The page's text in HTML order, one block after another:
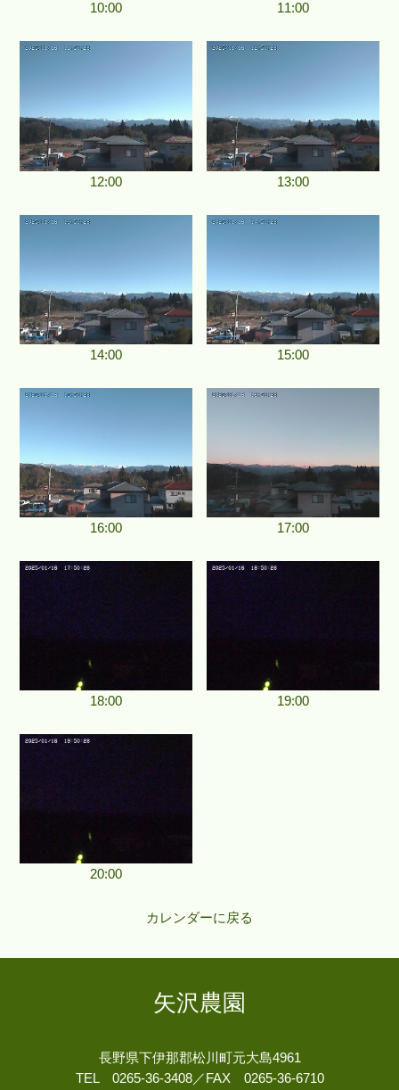
10:00 11:00
12:00 13:00
14:00 15:00
16:00 17:00
18:00 19:00
20:00
カレンダーに戻る
矢沢農園
長野県下伊那郡松川町元大島4961
TEL 0265-36-3408／FAX 0265-36-6710